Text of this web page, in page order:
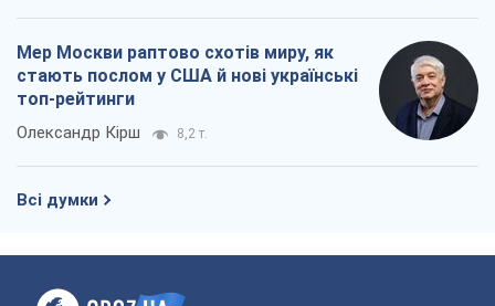
Мер Москви раптово схотів миру, як
стають послом у США й нові українські
топ-рейтинги
Олександр Кірш 8,2 т.
Всі думки